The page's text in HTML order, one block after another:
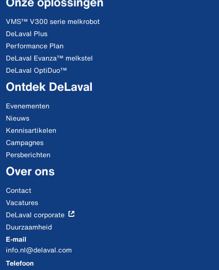
VMS™ V300 serie melkrobot
DeLaval Plus
Performance Plan
DeLaval Evanza™ melkstel
DeLaval OptiDuo™
Ontdek DeLaval
Evenementen
Nieuws
Kennisartikelen
Campagnes
Persberichten
Over ons
Contact
Vacatures
DeLaval corporate
Duurzaamheid
E-mail
info.nl@delaval.com
Telefoon